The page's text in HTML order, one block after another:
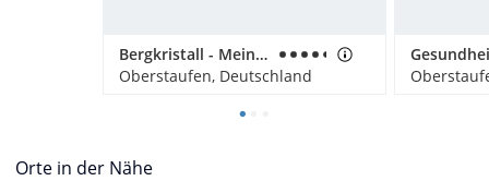
Bergkristall - Mein Resort im Allgäu
Oberstaufen, Deutschland
Orte in der Nähe